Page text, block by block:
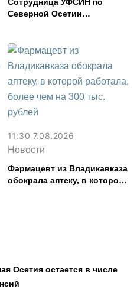
Осетия остается в числе
Северной Осетии
смыслов»
11:30 7.08.2026
Новости
Фармацевт из Владикавказа
обокрала аптеку, в которой